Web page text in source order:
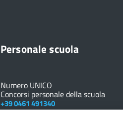
Personale scuola
Numero UNICO
Concorsi personale della scuola
+39 0461 491340